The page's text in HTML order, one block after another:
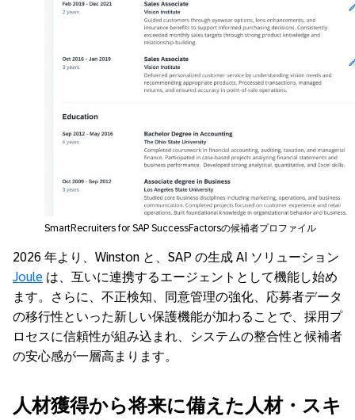
SmartRecruiters for SAP SuccessFactorsの候補者プロファイル
2026 年より、Winston と、SAP の生成 AI ソリューション
Joule は、互いに連携するエージェントとして機能し始め
ます。さらに、不正検知、同意管理の強化、応募者データ
の移行性といった新しい保護機能が加わることで、採用プ
ロセスに信頼性が組み込まれ、システムの整合性と候補者
の安心感が一層高まります。
人材獲得から将来に備えた人材・スキ